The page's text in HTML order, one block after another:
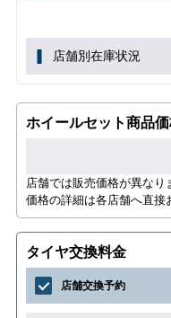
店舗別在庫状況
ホイールセット商品
店舗では販売価格が異なり
価格の詳細は各店舗へ直接
タイヤ交換料金
店舗交換予約